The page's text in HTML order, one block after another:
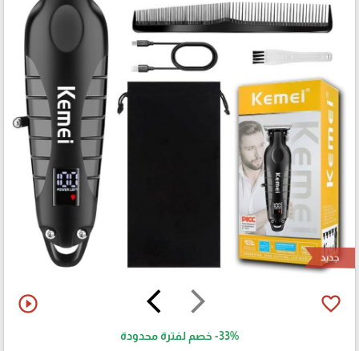
arrow_forward_ios
arrow_back_ios
جديد
favorite_border
play_circle_outline
-33% خصم لفترة محدودة